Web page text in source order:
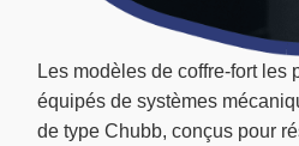
Les modèles de coffre-fort les
équipés de systèmes
de type Chubb, conçus pour